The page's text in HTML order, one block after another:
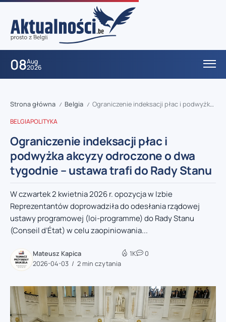
08Aug
2026
Strona główna / Belgia / Ograniczenie indeksacji płac i podwyżka akcyzy odroczone o dwa tygodnie – ustawa trafi do Rady Stanu
BELGIAPOLITYKA
Ograniczenie indeksacji płac i
podwyżka akcyzy odroczone o dwa
tygodnie – ustawa trafi do Rady Stanu
W czwartek 2 kwietnia 2026 r. opozycja w Izbie
Reprezentantów doprowadziła do odesłania rządowej
ustawy programowej (loi-programme) do Rady Stanu
(Conseil d’État) w celu zaopiniowania...
Mateusz Kapica
2026-04-03
2 min czytania
1K 0